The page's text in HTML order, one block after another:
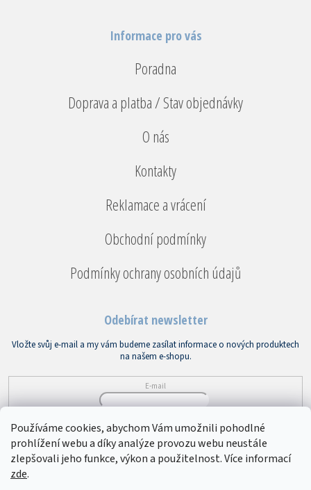
Používáme cookies, abychom Vám umožnili pohodlné
prohlížení webu a díky analýze provozu webu neustále
zlepšovali jeho funkce, výkon a použitelnost. Více informací
zde.
Informace pro vás
Poradna
Doprava a platba / Stav objednávky
O nás
Kontakty
Reklamace a vrácení
Obchodní podmínky
Podmínky ochrany osobních údajů
Odebírat newsletter
Vložte svůj e-mail a my vám budeme zasílat informace o nových produktech
na našem e-shopu.
E-mail
PŘIHLÁSIT SE